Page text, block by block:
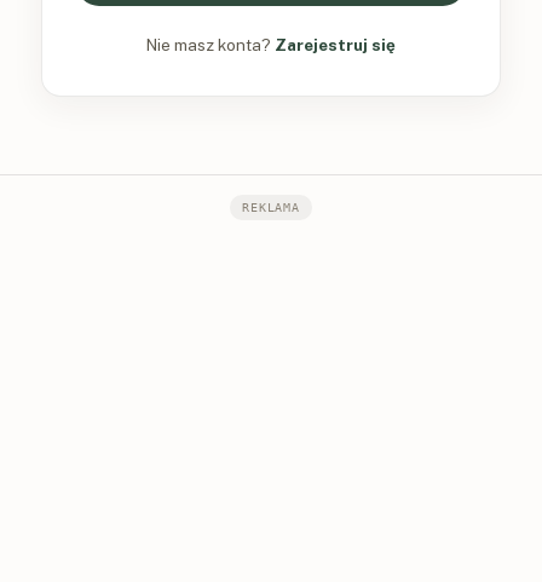
Nie masz konta? Zarejestruj się
REKLAMA